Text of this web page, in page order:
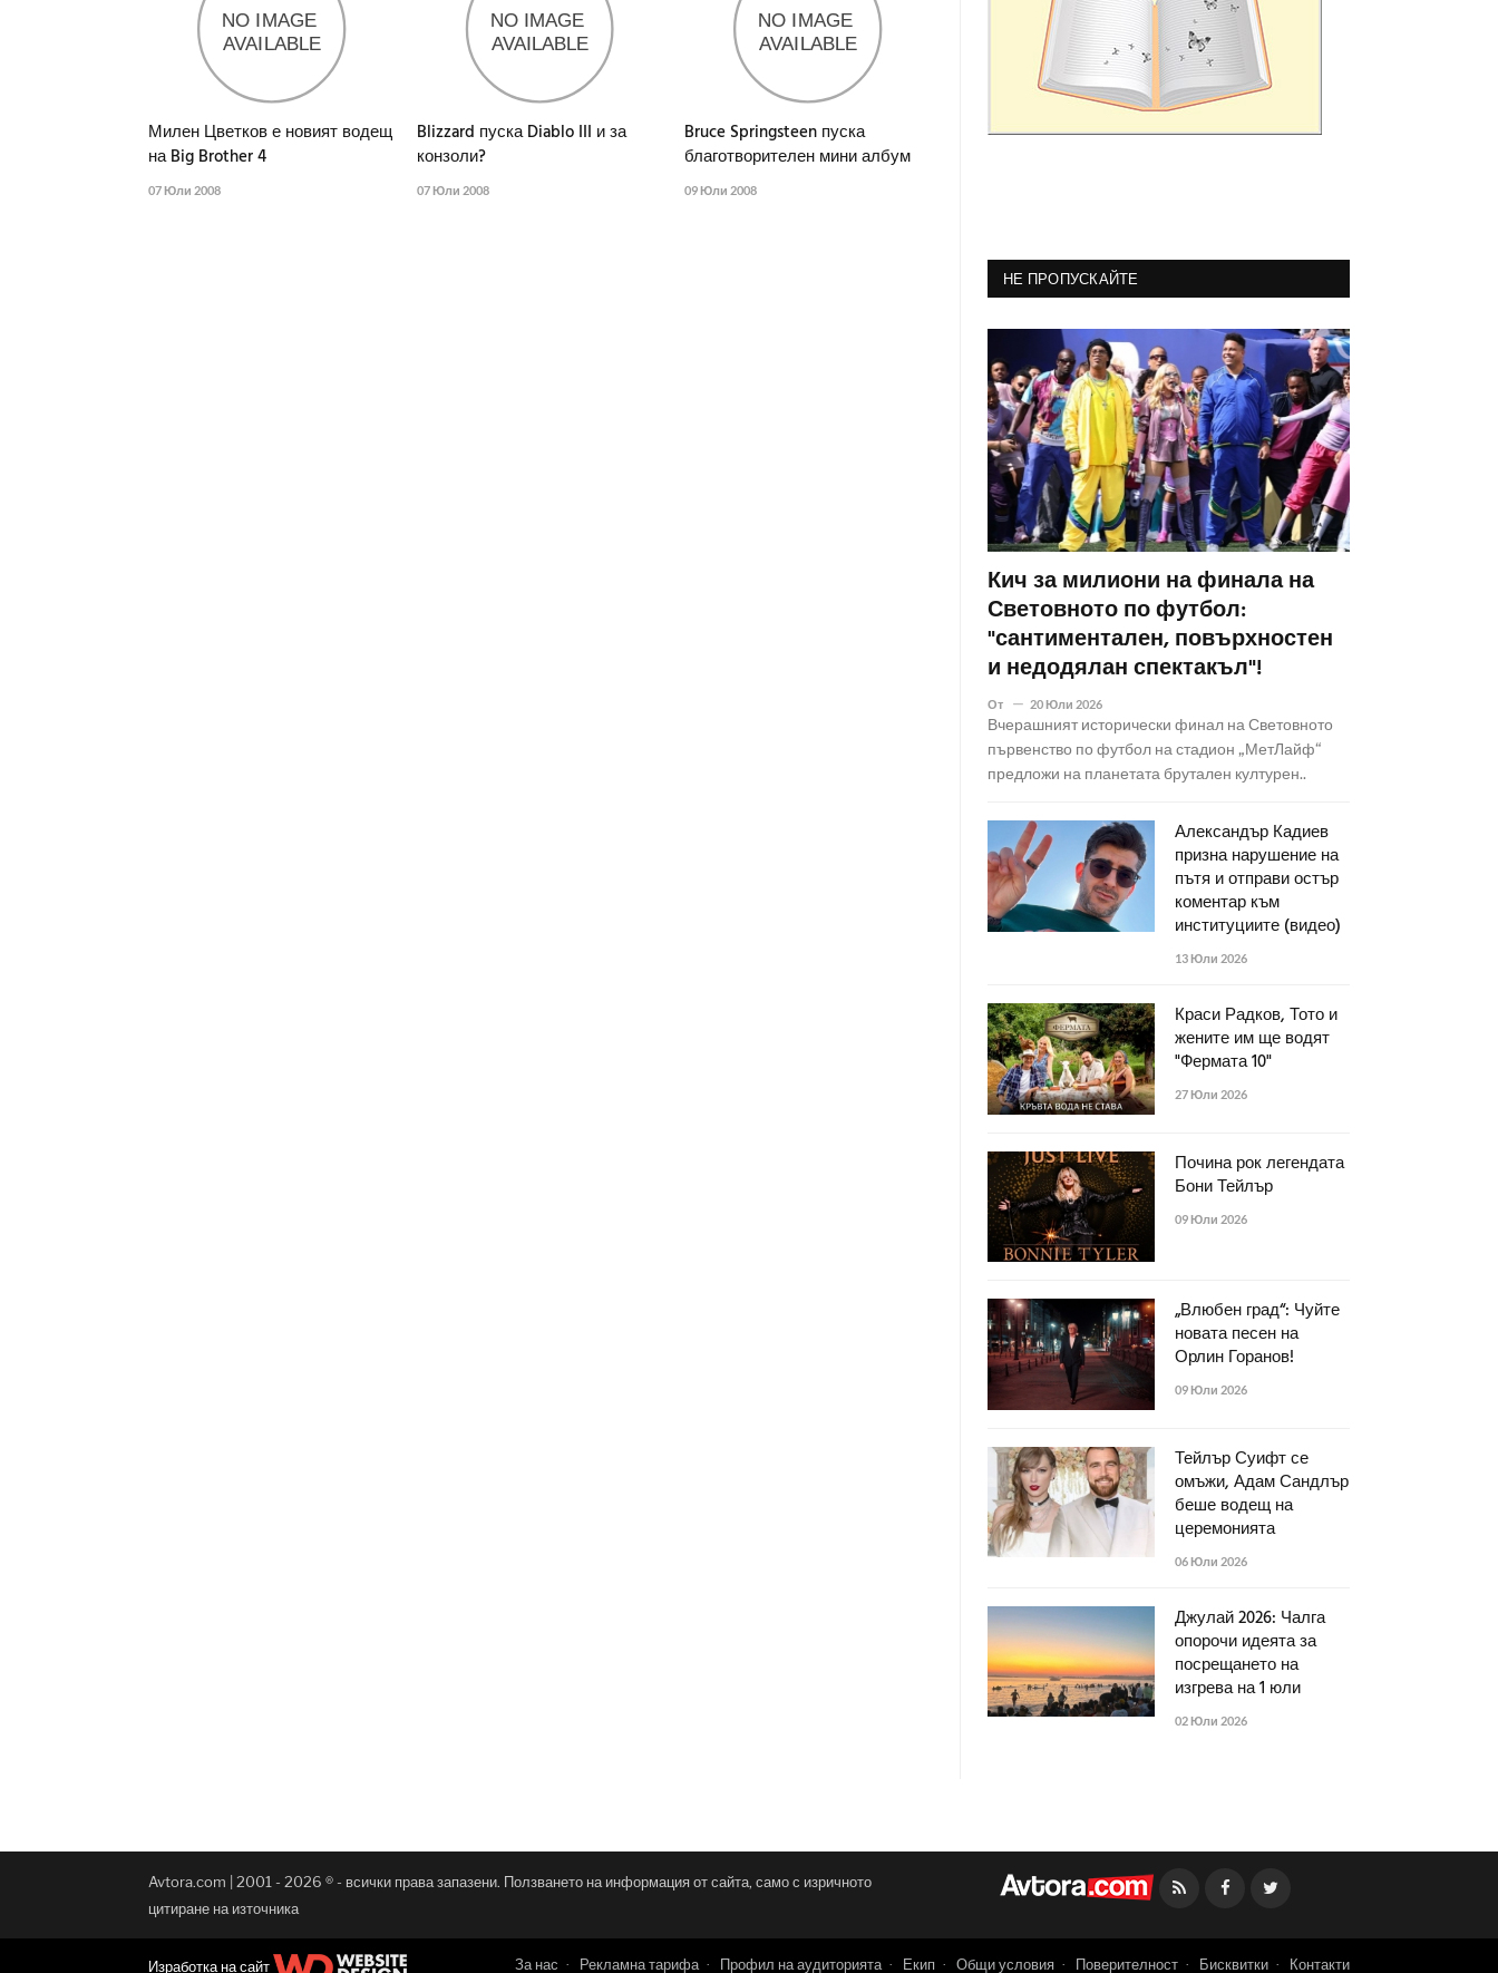
Милен Цветков е новият водещ
на Big Brother 4
07 Юли 2008
Blizzard пуска Diablo III и за
конзоли?
07 Юли 2008
Bruce Springsteen пуска
благотворителен мини албум
09 Юли 2008
НЕ ПРОПУСКАЙТЕ
Кич за милиони на финала на
Световното по футбол:
"сантиментален, повърхностен
и недодялан спектакъл"!
От 20 Юли 2026
Вчерашният исторически финал на Световното
първенство по футбол на стадион „МетЛайф“
предложи на планетата брутален културен..
Александър Кадиев
призна нарушение на
пътя и отправи остър
коментар към
институциите (видео)
13 Юли 2026
Краси Радков, Тото и
жените им ще водят
"Фермата 10"
27 Юли 2026
Почина рок легендата
Бони Тейлър
09 Юли 2026
„Влюбен град“: Чуйте
новата песен на
Орлин Горанов!
09 Юли 2026
Тейлър Суифт се
омъжи, Адам Сандлър
беше водещ на
церемонията
06 Юли 2026
Джулай 2026: Чалга
опорочи идеята за
посрещането на
изгрева на 1 юли
02 Юли 2026
Avtora.com | 2001 - 2026 ® - всички права запазени. Ползването на информация от сайта, само с изричното
цитиране на източника
Facebook
Изработка на сайт За нас Рекламна тарифа Профил на аудиторията Екип Общи условия Поверителност Бисквитки Контакти